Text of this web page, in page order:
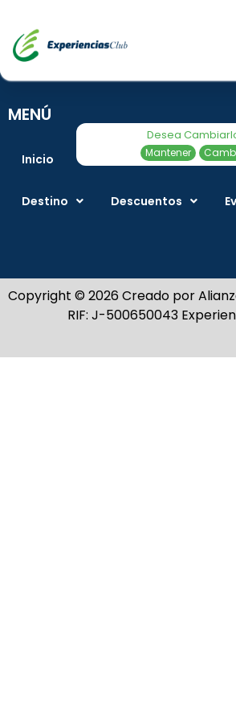
Desea
Mantener
MENÚ
Inicio Ofertas del día
Destino Descuentos
Copyright © 2026 Creado por
RIF: J-500650043